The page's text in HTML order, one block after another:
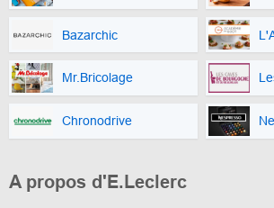
Bazarchic
Mr.Bricolage
Chronodrive
A propos d'E.Leclerc